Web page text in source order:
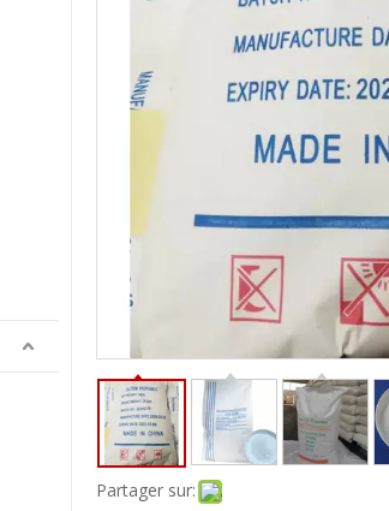
Partager sur: